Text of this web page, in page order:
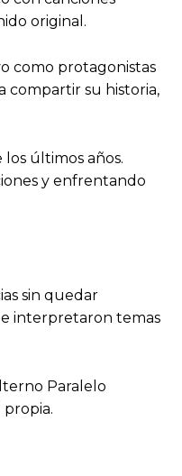
original.
como protagonistas
compartir su historia,
últimos años.
y enfrentando
sin quedar
interpretaron temas
Paralelo